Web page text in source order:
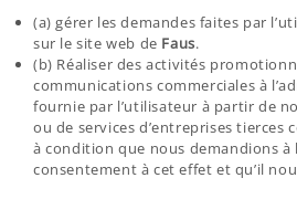
(a) gérer les demandes faites par
sur le site web de Faus.
(b) Réaliser des activités
communications commerciales à
fournie par l’utilisateur à partir de
ou de services d’entreprises tierces
à condition que nous demandions à
consentement à cet effet et qu’il